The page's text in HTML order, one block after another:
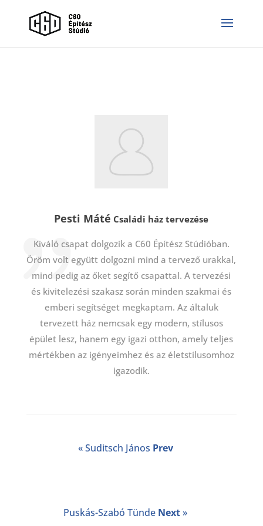
Pesti Máté Családi ház tervezése
Kiváló csapat dolgozik a C60 Építész Stúdióban.
Öröm volt együtt dolgozni mind a tervező urakkal,
mind pedig az őket segítő csapattal. A tervezési
és kivitelezési szakasz során minden szakmai és
emberi segítséget megkaptam. Az általuk
tervezett ház nemcsak egy modern, stílusos
épület lesz, hanem egy igazi otthon, amely teljes
mértékben az igényeimhez és az életstílusomhoz
igazodik.
« Suditsch János Prev
Puskás-Szabó Tünde Next»